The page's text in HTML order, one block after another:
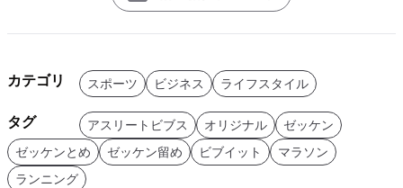
カテゴリ スポーツ ビジネス ライフスタイル
タグ アスリートビブス オリジナル
ゼッケン
ゼッケンとめ
ゼッケン留め ビブイット
マラソン
ランニング